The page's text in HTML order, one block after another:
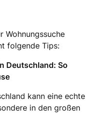
Wohnungssuche
folgende Tips:
Deutschland: So
kann eine echte
in den großen